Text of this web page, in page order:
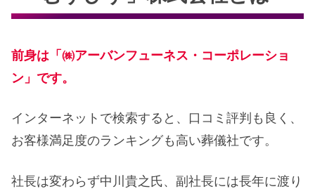
前身は「㈱アーバンフューネス・コーポレーショ
ン」です。
インターネットで検索すると、口コミ評判も良く、
お客様満足度のランキングも高い葬儀社です。
社長は変わらず中川貴之氏、副社長には長年に渡り